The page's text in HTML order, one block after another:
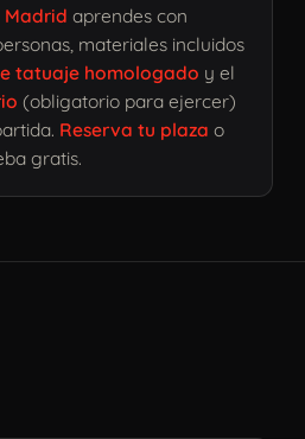
Madrid aprendes con
materiales incluidos
tatuaje homologado y el
(obligatorio para ejercer)
Reserva tu plaza o
gratis.